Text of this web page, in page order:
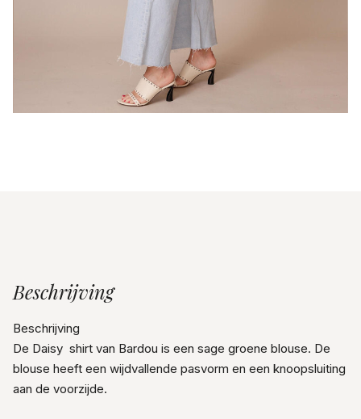
Beschrijving
Beschrijving
De Daisy shirt van Bardou is een sage groene blouse. De
blouse heeft een wijdvallende pasvorm en een knoopsluiting
aan de voorzijde.